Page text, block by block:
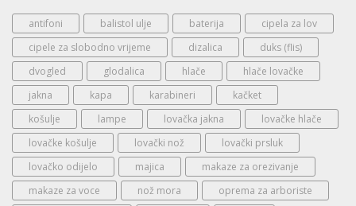
antifoni balistol ulje baterija
cipela za lov
cipele za slobodno vrijeme
dizalica
duks (flis)
dvogled
glodalica hlače
hlače lovačke
jakna
kapa karabineri
kačket
košulje
lampe lovačka jakna
lovačke hlače
lovačke košulje
lovački nož
lovački prsluk
lovačko odijelo
majica
makaze za orezivanje
makaze za voce
nož mora
oprema za arboriste